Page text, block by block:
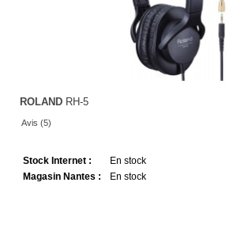
ROLAND RH-5
Avis (5)
Stock Internet :
En stock
Magasin Nantes :
En stock